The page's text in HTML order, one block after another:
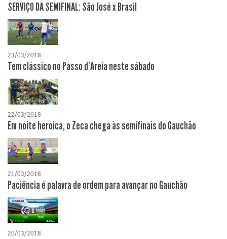
SERVIÇO DA SEMIFINAL: São José x Brasil
23/03/2018
Tem clássico no Passo d'Areia neste sábado
22/03/2018
Em noite heroica, o Zeca chega às semifinais do Gauchão
21/03/2018
Paciência é palavra de ordem para avançar no Gauchão
20/03/2018